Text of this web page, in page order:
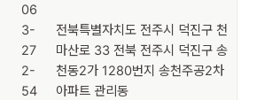
06
3-
27
2-
54
전북특별자치도 전주시 덕진구 천
마산로 33 전북 전주시 덕진구 송
천동2가 1280번지 송천주공2차
아파트 관리동